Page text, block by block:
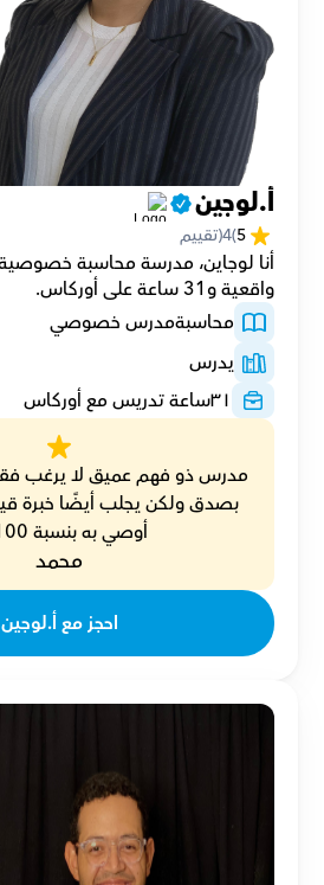
أ.لوجين
5
(
4(تقييم
واقعية و31 ساعة على أوركاس.
محاسبةمدرس خصوصي
يدرس
٣١ساعة تدريس مع أوركاس
أوصي به بنسبة 100%.
محمد
احجز مع أ.لوجين